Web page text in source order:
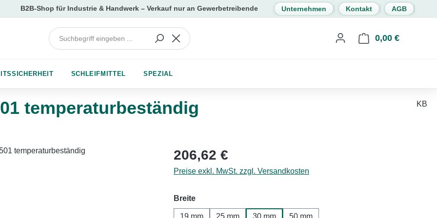
Unternehmen Kontakt AGB
0,00 €
SCHLEIFMITTEL SPEZIAL
temperaturbeständig KB
Regulärer Preis:
206,62 €
Preise exkl. MwSt. zzgl. Versandkosten
Breiteauswählen
19 mm 25 mm 30 mm 50 mm